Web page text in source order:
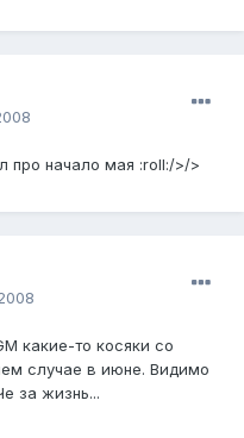
про начало мая :roll:/>/>
какие-то косяки со
случае в июне. Видимо
за жизнь...